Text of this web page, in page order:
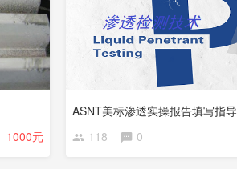
1000元
ASNT美标渗透实操报告填写指导
118
0